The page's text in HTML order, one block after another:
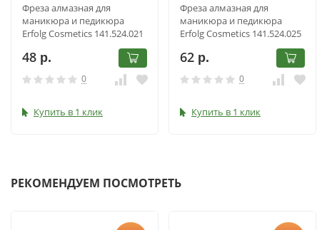
Фреза алмазная для
маникюра и педикюра
Erfolg Cosmetics 141.524.021
48 р.
0
Купить в 1 клик
Фреза алмазная для
маникюра и педикюра
Erfolg Cosmetics 141.524.025
62 р.
0
Купить в 1 клик
РЕКОМЕНДУЕМ ПОСМОТРЕТЬ